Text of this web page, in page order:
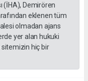
(İHA), Demirören
eklenen tüm
olmadan ajans
yer alan hukuki
hiç bir